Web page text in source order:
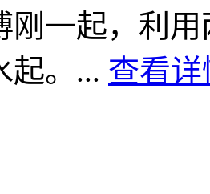
刚一起，利
起。... 查看详